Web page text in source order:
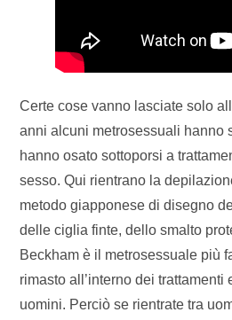
Certe cose vanno lasciate solo
anni alcuni metrosessuali hanno
hanno osato sottoporsi a
sesso. Qui rientrano la
metodo giapponese di disegno
delle ciglia finte, dello smalto
Beckham è il metrosessuale più
rimasto all’interno dei trattamenti
uomini. Perciò se rientrate tra